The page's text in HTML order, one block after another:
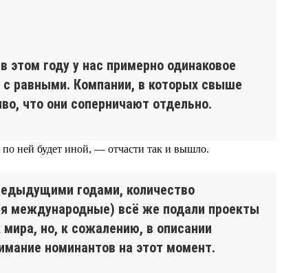
году у нас примерно одинаковое
с равными. Компании, в которых свыше
что они соперничают отдельно.
по ней будет иной, — отчасти так и вышло.
годами, количество
международные) всё же подали проекты
мира, но, к сожалению, в описании
номинантов на этот момент.